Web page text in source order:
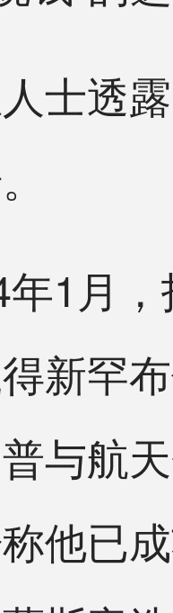
透露
月，
新罕
与航
他已